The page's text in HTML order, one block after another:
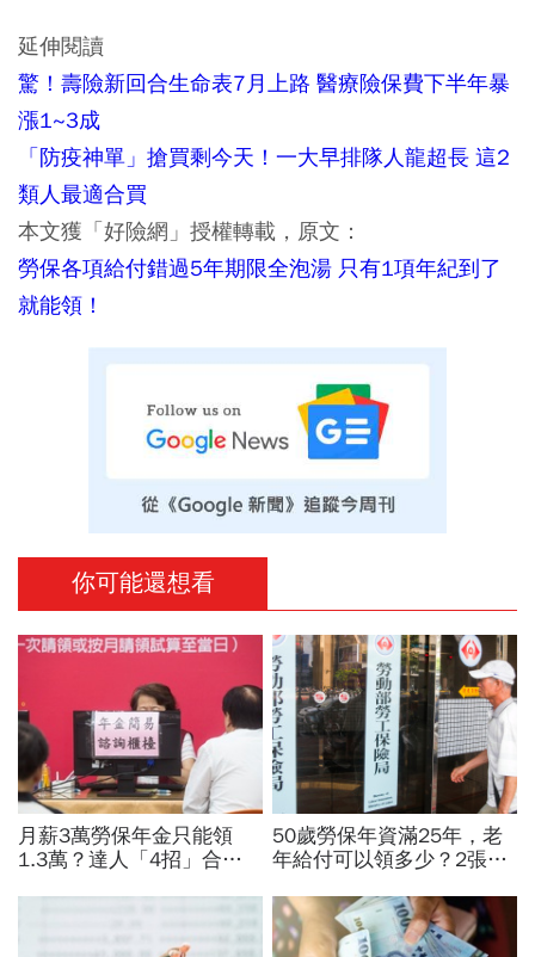
延伸閱讀
驚！壽險新回合生命表7月上路 醫療險保費下半年暴
漲1~3成
「防疫神單」搶買剩今天！一大早排隊人龍超長 這2
類人最適合買
本文獲「好險網」授權轉載，原文：
勞保各項給付錯過5年期限全泡湯 只有1項年紀到了
就能領！
你可能還想看
月薪3萬勞保年金只能領
1.3萬？達人「4招」合法
50歲勞保年資滿25年，老
年給付可以領多少？2張表
好？年金改革有什麼影響